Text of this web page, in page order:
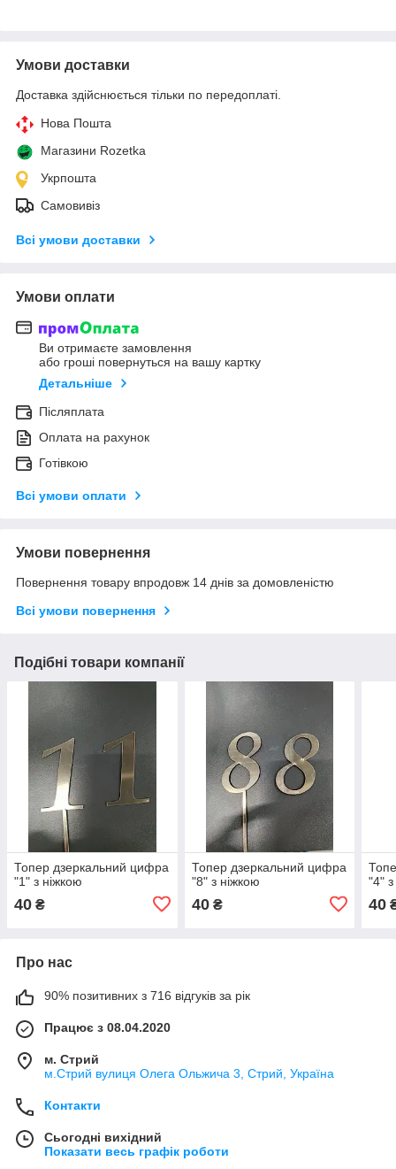
Умови доставки
Доставка здійснюється тільки по передоплаті.
Нова Пошта
Магазини Rozetka
Укрпошта
Самовивіз
Всі умови доставки
Умови оплати
Ви отримаєте замовлення
або гроші повернуться на вашу картку
Детальніше
Післяплата
Оплата на рахунок
Готівкою
Всі умови оплати
Умови повернення
Повернення товару впродовж 14 днів за домовленістю
Всі умови повернення
Подібні товари компанії
Топер дзеркальний цифра
"1" з ніжкою
40 ₴
Топер дзеркальний цифра
"8" з ніжкою
40₴
"4"
40
Про нас
90% позитивних з 716 відгуків за рік
Працює з 08.04.2020
м. Стрий
м.Стрий вулиця Олега Ольжича 3, Стрий, Україна
Контакти
Сьогодні вихідний
Показати весь графік роботи